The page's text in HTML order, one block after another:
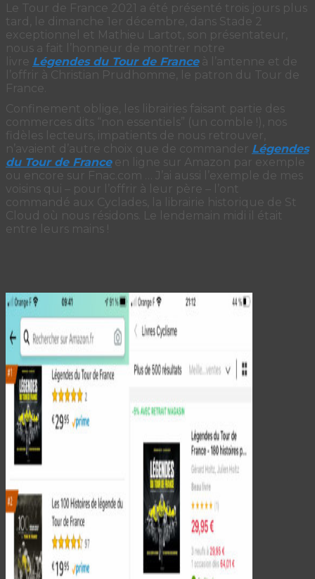
Le Tour de France 2021 a été présenté trois jours plus
tard, le dimanche 1er décembre, dans Stade 2
exceptionnel et Mathieu Lartot, son présentateur,
nous a fait l’honneur de montrer notre
livre Légendes du Tour de Franceà l’antenne et de
l’offrir à Christian Prudhomme, le patron du Tour de
France.
Confinement oblige, les librairies faisant partie des
commerces dits “non essentiels” (un comble !), nos
fidèles lecteurs, impatients de nous retrouver,
n’avaient d’autre choix que de commander Légendes
du Tour de Franceen ligne sur Amazon par exemple
ou encore sur Fnac.com … J’ai aussi l’exemple de mes
voisins qui – pour l’offrir à leur père – l’ont
commandé aux Cyclades, la librairie historique de St
Cloud où nous résidons. Le lendemain midi il était
entre leurs mains !